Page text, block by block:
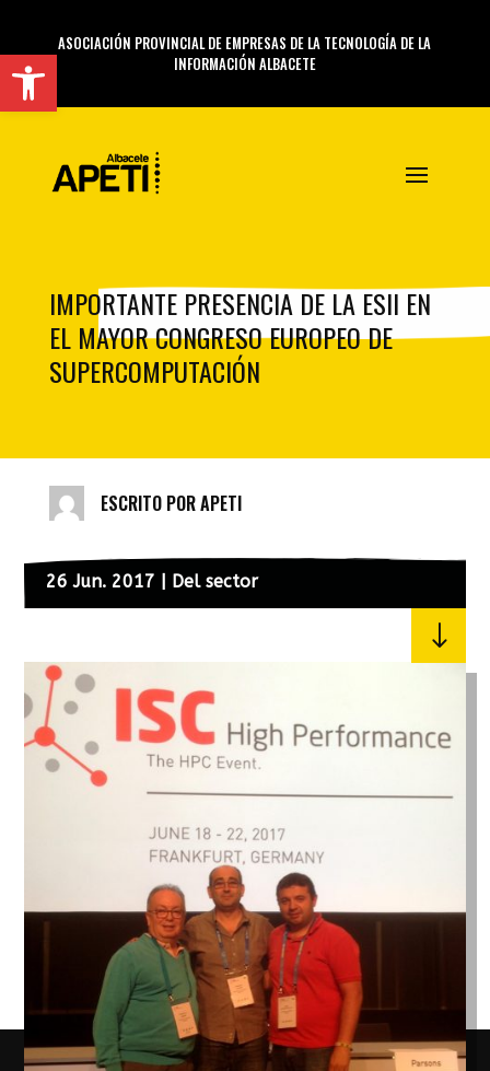
ASOCIACIÓN PROVINCIAL DE EMPRESAS DE LA TECNOLOGÍA DE LA
INFORMACIÓN ALBACETE
IMPORTANTE PRESENCIA DE LA ESII EN
EL MAYOR CONGRESO EUROPEO DE
SUPERCOMPUTACIÓN
ESCRITO PORAPETI
26 Jun. 2017 Del sector
"
Abrir barra de herramientas